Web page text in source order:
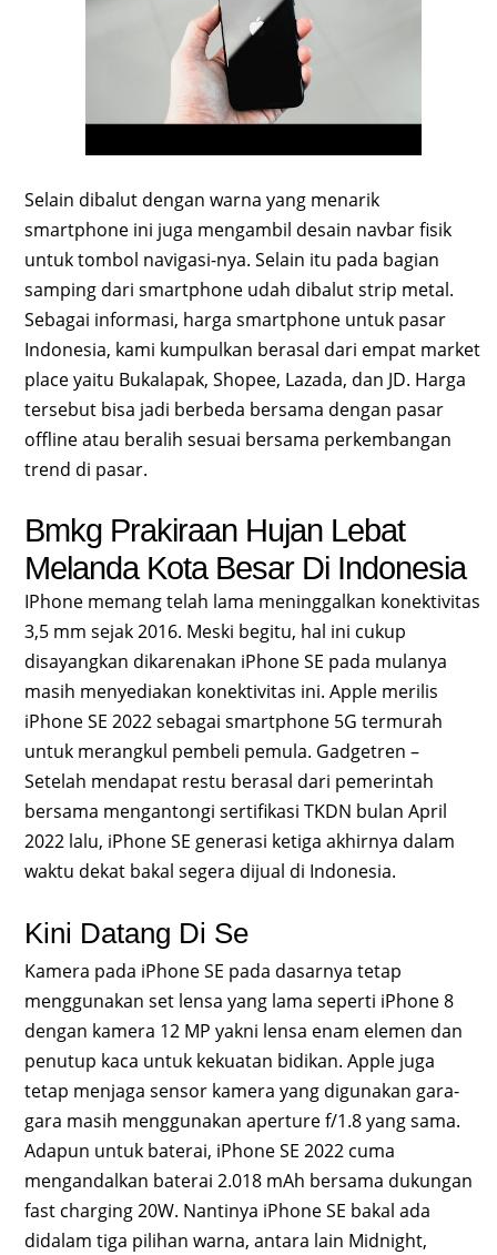
Selain dibalut dengan warna yang menarik
smartphone ini juga mengambil desain navbar fisik
untuk tombol navigasi-nya. Selain itu pada bagian
samping dari smartphone udah dibalut strip metal.
Sebagai informasi, harga smartphone untuk pasar
Indonesia, kami kumpulkan berasal dari empat market
place yaitu Bukalapak, Shopee, Lazada, dan JD. Harga
tersebut bisa jadi berbeda bersama dengan pasar
offline atau beralih sesuai bersama perkembangan
trend di pasar.
Bmkg Prakiraan Hujan Lebat
Melanda Kota Besar Di Indonesia
IPhone memang telah lama meninggalkan konektivitas
3,5 mm sejak 2016. Meski begitu, hal ini cukup
disayangkan dikarenakan iPhone SE pada mulanya
masih menyediakan konektivitas ini. Apple merilis
iPhone SE 2022 sebagai smartphone 5G termurah
untuk merangkul pembeli pemula. Gadgetren –
Setelah mendapat restu berasal dari pemerintah
bersama mengantongi sertifikasi TKDN bulan April
2022 lalu, iPhone SE generasi ketiga akhirnya dalam
waktu dekat bakal segera dijual di Indonesia.
Kini Datang Di Se
Kamera pada iPhone SE pada dasarnya tetap
menggunakan set lensa yang lama seperti iPhone 8
dengan kamera 12 MP yakni lensa enam elemen dan
penutup kaca untuk kekuatan bidikan. Apple juga
tetap menjaga sensor kamera yang digunakan gara-
gara masih menggunakan aperture f/1.8 yang sama.
Adapun untuk baterai, iPhone SE 2022 cuma
mengandalkan baterai 2.018 mAh bersama dukungan
fast charging 20W. Nantinya iPhone SE bakal ada
didalam tiga pilihan warna, antara lain Midnight,